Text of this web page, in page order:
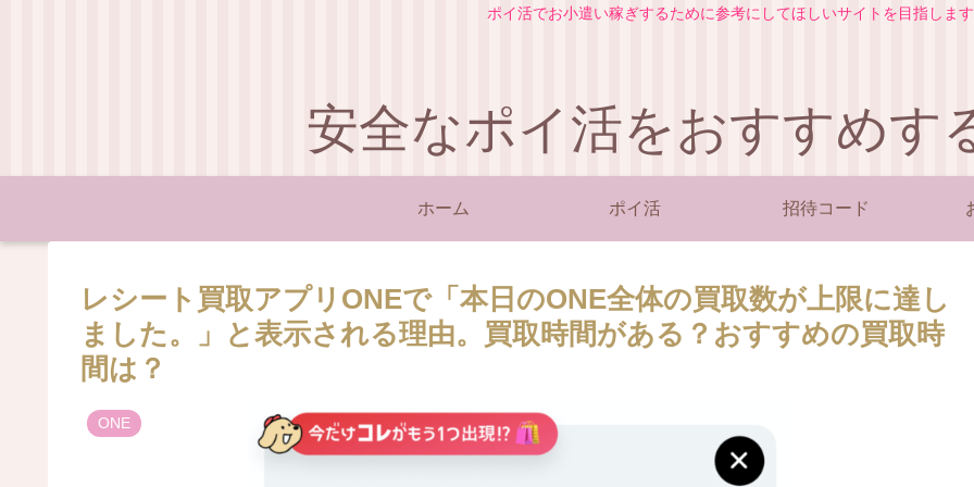
ポイ活でお小遣い稼ぎするために参考にしてほしいサイトを目指します
安全なポイ活をおすすめす
ホーム ポイ活 招待コード
レシート買取アプリONEで「本日のONE全体の買取数が上限に達し
ました。」と表示される理由。買取時間がある？おすすめの買取時
間は？
ONE